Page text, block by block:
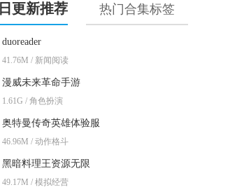
更新推荐 热门合集标签
duoreader
41.76M / 新闻阅读
漫威未来革命手游
1.61G / 角色扮演
奥特曼传奇英雄体验服
46.96M / 动作格斗
黑暗料理王资源无限
49.17M / 模拟经营